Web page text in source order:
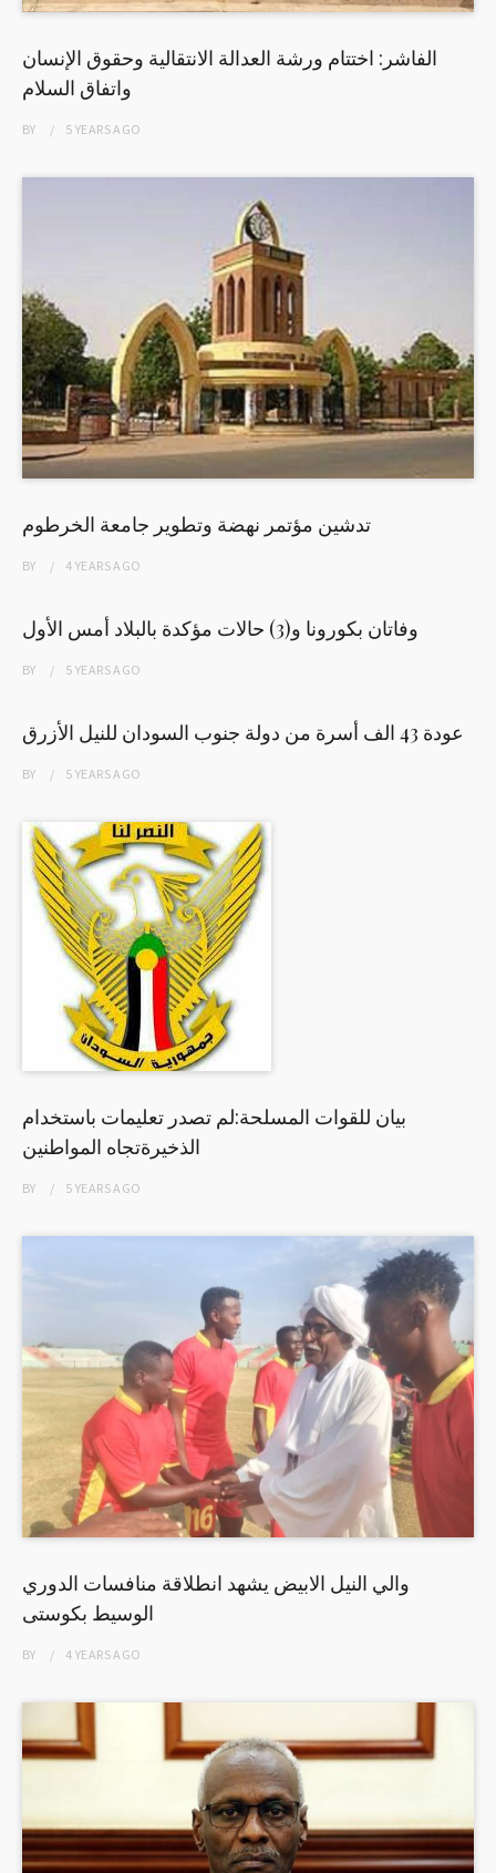
الفاشر: اختتام ورشة العدالة الانتقالية وحقوق الإنسان
واتفاق السلام
BY 5 YEARSAGO
تدشين مؤتمر نهضة وتطوير جامعة الخرطوم
BY 4 YEARSAGO
وفاتان بكورونا و(3) حالات مؤكدة بالبلاد أمس الأول
BY 5 YEARSAGO
عودة 43 الف أسرة من دولة جنوب السودان للنيل الأزرق
BY 5 YEARSAGO
بيان للقوات المسلحة:لم تصدر تعليمات باستخدام
الذخيرةتجاه المواطنين
BY 5 YEARSAGO
والي النيل الابيض يشهد انطلاقة منافسات الدوري
الوسيط بكوستى
BY 4 YEARSAGO